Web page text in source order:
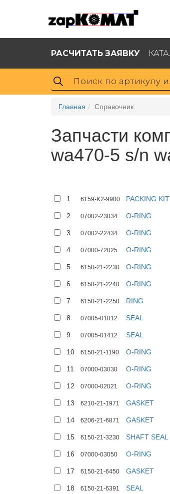
РАСЧИТАТЬ ЗАЯВКУ
Главная Справочник
Запчасти
wa470-5 s/n
1 6159-K2-9900 PACKING KIT
2 07002-23034 O-RING
3 07002-22434 O-RING
4 07000-72025 O-RING
5 6150-21-2230 O-RING
6 6150-21-2240 O-RING
7 6150-21-2250 RING
8 07005-01012 SEAL
9 07005-01412 SEAL
10 6150-21-1190 O-RING
11 07000-03030 O-RING
12 07000-02021 O-RING
13 6210-21-1971 GASKET
14 6206-21-6871 GASKET
15 6150-21-3230 SHAFT SEAL
16 07000-03050 O-RING
17 6150-21-6450 GASKET
18 6150-21-6391 SEAL